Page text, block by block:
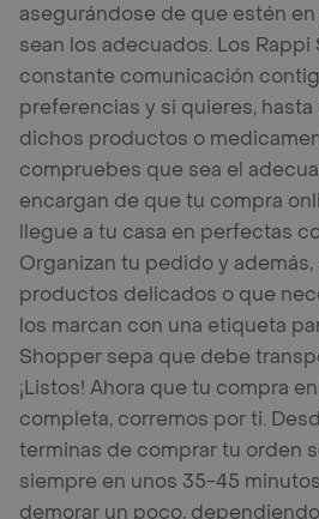
asegurándose de que estén
sean los adecuados. Los
constante comunicación
preferencias y si quieres,
dichos productos o
compruebes que sea el
encargan de que tu compra
llegue a tu casa en perfectas
Organizan tu pedido y además,
productos delicados o que
los marcan con una etiqueta
Shopper sepa que debe
¡Listos! Ahora que tu compra
completa, corremos por ti.
terminas de comprar tu orden
siempre en unos 35-45
demorar un poco,